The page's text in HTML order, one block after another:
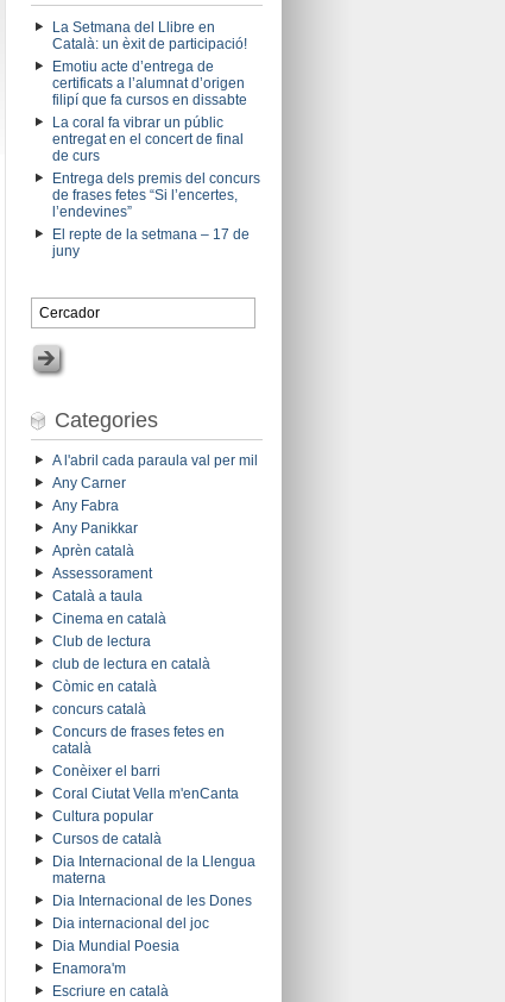
La Setmana del Llibre en
Català: un èxit de participació!
Emotiu acte d’entrega de
certificats a l’alumnat d’origen
filipí que fa cursos en dissabte
La coral fa vibrar un públic
entregat en el concert de final
de curs
Entrega dels premis del concurs
de frases fetes “Si l’encertes,
l’endevines”
El repte de la setmana – 17 de
juny
Categories
A l'abril cada paraula val per mil
Any Carner
Any Fabra
Any Panikkar
Aprèn català
Assessorament
Català a taula
Cinema en català
Club de lectura
club de lectura en català
Còmic en català
concurs català
Concurs de frases fetes en
català
Conèixer el barri
Coral Ciutat Vella m'enCanta
Cultura popular
Cursos de català
Dia Internacional de la Llengua
materna
Dia Internacional de les Dones
Dia internacional del joc
Dia Mundial Poesia
Enamora'm
Escriure en català